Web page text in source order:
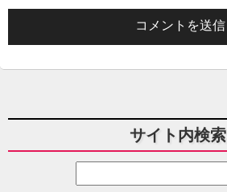
サイト内検索